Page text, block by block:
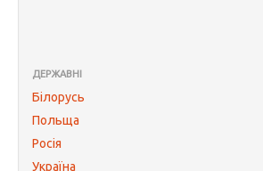
ДЕРЖАВНІ
Білорусь
Польща
Росія
Україна